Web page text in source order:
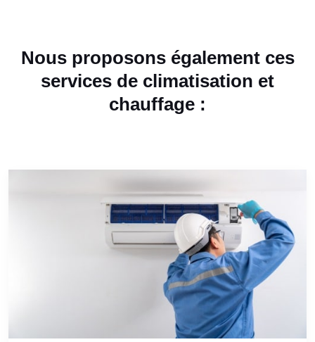
Nous proposons également ces
services de climatisation et
chauffage :